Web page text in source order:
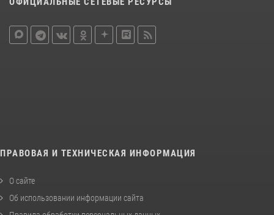
ПРАВОВАЯ И ТЕХНИЧЕСКАЯ ИНФОРМАЦИЯ
О сайте
Об использовании информации сайта